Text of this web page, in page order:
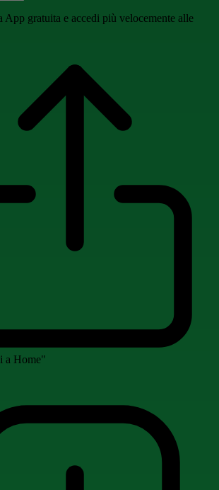
App gratuita e accedi più velocemente alle
a Home"